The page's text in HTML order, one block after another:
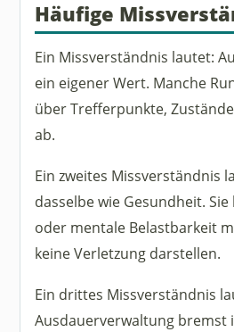
Häufige
Ein Missverständnis lautet:
ein eigener Wert. Manche
über Trefferpunkte,
ab.
Ein zweites Missverständnis
dasselbe wie Gesundheit.
oder mentale Belastbarkeit
keine Verletzung darstellen.
Ein drittes Missverständnis
Ausdauerverwaltung bremst